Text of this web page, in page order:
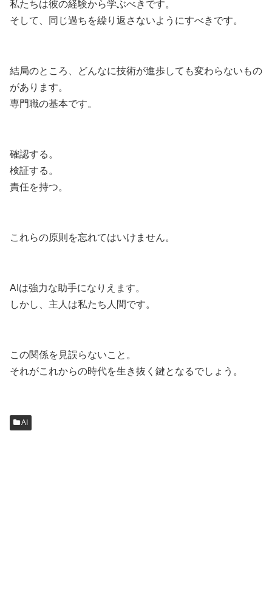
私たちは彼の経験から学ぶべきです。
そして、同じ過ちを繰り返さないようにすべきです。
結局のところ、どんなに技術が進歩しても変わらないもの
があります。
専門職の基本です。
確認する。
検証する。
責任を持つ。
これらの原則を忘れてはいけません。
AIは強力な助手になりえます。
しかし、主人は私たち人間です。
この関係を見誤らないこと。
それがこれからの時代を生き抜く鍵となるでしょう。
AI